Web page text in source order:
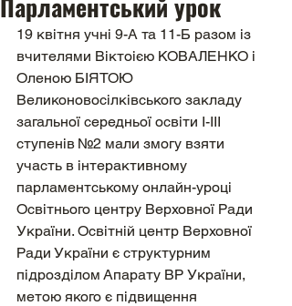
19 квітня учні 9-А та 11-Б разом із
вчителями Віктоією КОВАЛЕНКО і
Оленою БІЯТОЮ
Великоновосілківського закладу
загальної середньої освіти І-ІІІ
ступенів №2 мали змогу взяти
участь в інтерактивному
парламентському онлайн-уроці
Освітнього центру Верховної Ради
України. Освітній центр Верховної
Ради України є структурним
підрозділом Апарату ВР України,
метою якого є підвищення